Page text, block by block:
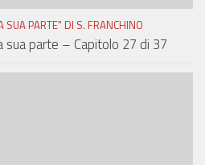
SUA PARTE" DI S. FRANCHINO
sua parte – Capitolo 27 di 37